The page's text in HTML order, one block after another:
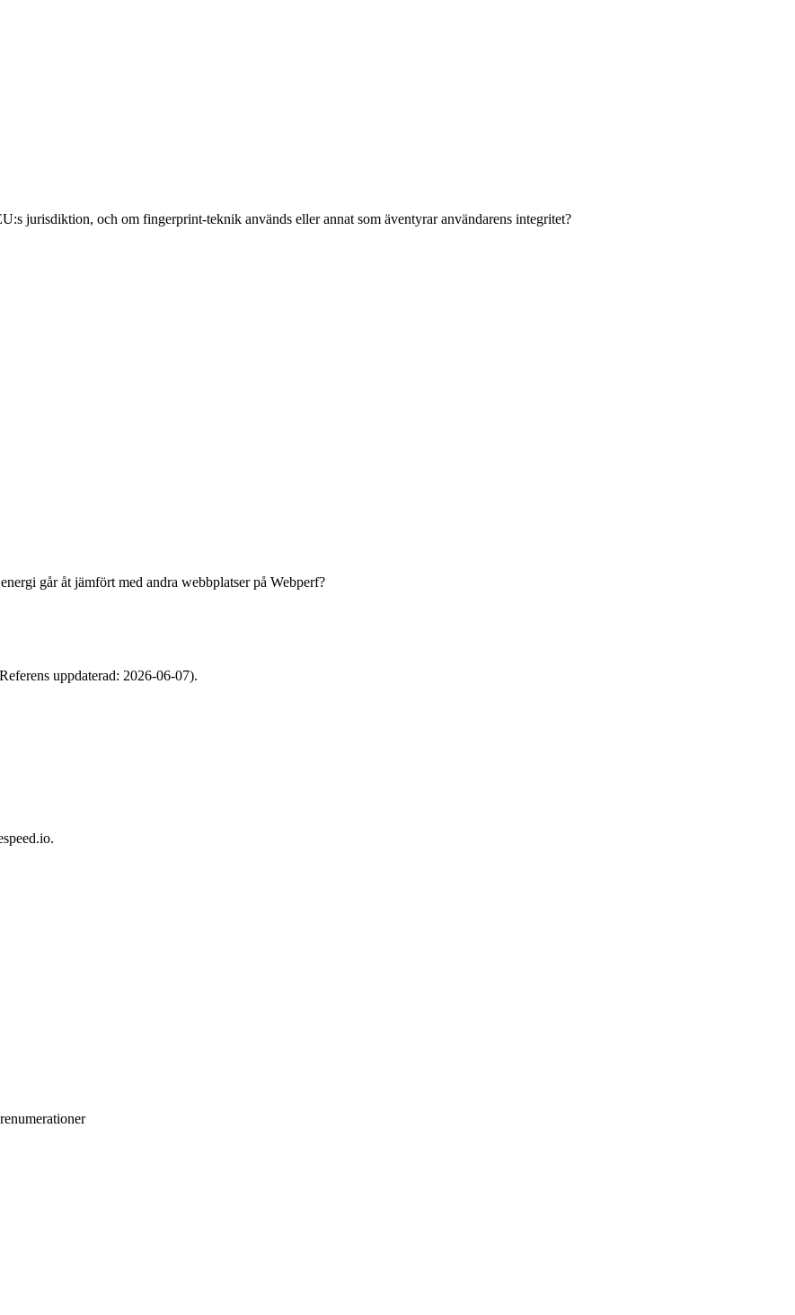
jurisdiktion, och om fingerprint-teknik används eller annat som äventyrar användarens integritet?
går åt jämfört med andra webbplatser på Webperf?
uppdaterad: 2026-06-07).